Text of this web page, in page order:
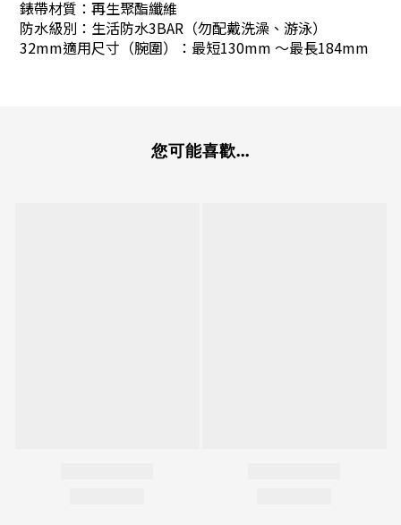
錶帶材質：再生聚酯纖維
防水級別：生活防水3BAR（勿配戴洗澡、游泳）
32mm適用尺寸（腕圍）：最短130mm ～最長184mm
您可能喜歡...